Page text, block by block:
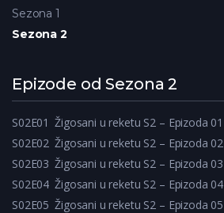
Sezona 1
Sezona 2
Epizode od Sezona 2
S02E01 Žigosani u reketu S2 – Epizoda 01
S02E02 Žigosani u reketu S2 – Epizoda 02
S02E03 Žigosani u reketu S2 – Epizoda 03
S02E04 Žigosani u reketu S2 – Epizoda 04
S02E05 Žigosani u reketu S2 – Epizoda 05